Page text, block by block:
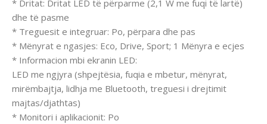
* Dritat: Dritat LED të përparme (2,1 W me fuqi të lartë)
dhe të pasme
* Treguesit e integruar: Po, përpara dhe pas
* Mënyrat e ngasjes: Eco, Drive, Sport; 1 Mënyra e ecjes
* Informacion mbi ekranin LED:
LED me ngjyra (shpejtësia, fuqia e mbetur, mënyrat,
mirëmbajtja, lidhja me Bluetooth, treguesi i drejtimit
majtas/djathtas)
* Monitori i aplikacionit: Po